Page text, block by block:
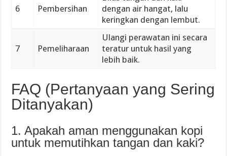
6 Pembersihan
dengan air hangat, lalu
keringkan dengan lembut.
7 Pemeliharaan
Ulangi perawatan ini secara
teratur untuk hasil yang
lebih baik.
FAQ (Pertanyaan yang Sering
Ditanyakan)
1. Apakah aman menggunakan kopi
untuk memutihkan tangan dan kaki?